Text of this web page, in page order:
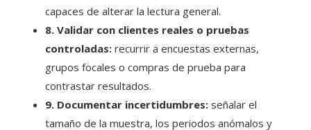
capaces de alterar la lectura general.
8. Validar con clientes reales o pruebas
controladas: recurrir a encuestas externas,
grupos focales o compras de prueba para
contrastar resultados.
9. Documentar incertidumbres: señalar el
tamaño de la muestra, los periodos anómalos y